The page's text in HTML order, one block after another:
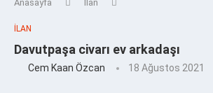
Anasayfa İlan
İLAN
Davutpaşa civarı ev arkadaşı
Cem Kaan Özcan 18 Ağustos 2021